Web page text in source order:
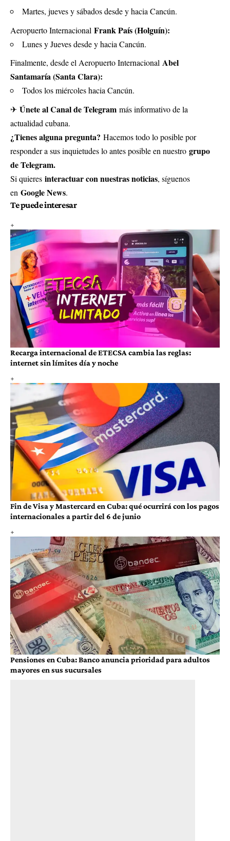
Martes, jueves y sábados desde y hacia Cancún.
Aeropuerto Internacional Frank País (Holguín):
Lunes y Jueves desde y hacia Cancún.
Finalmente, desde el Aeropuerto Internacional Abel
Santamaría (Santa Clara):
Todos los miércoles hacia Cancún.
✈ Únete al Canal de Telegram más informativo de la
actualidad cubana.
¿Tienes alguna pregunta? Hacemos todo lo posible por
responder a sus inquietudes lo antes posible en nuestro grupo
de Telegram.
Si quieres interactuar con nuestras noticias, síguenos
en Google News.
Te puede interesar
Recarga internacional de ETECSA cambia las reglas:
internet sin límites día y noche
Fin de Visa y Mastercard en Cuba: qué ocurrirá con los pagos
internacionales a partir del 6 de junio
Pensiones en Cuba: Banco anuncia prioridad para adultos
mayores en sus sucursales